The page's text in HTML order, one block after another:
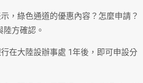
，綠色通道的優惠內容？怎麼申請？
方確認。
在大陸設辦事處 1年後，即可申設分